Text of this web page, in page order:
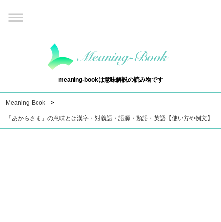
meaning-bookは意味解説の読み物です
Meaning-Book
「あからさま」の意味とは漢字・対義語・語源・類語・英語【使い方や例文】